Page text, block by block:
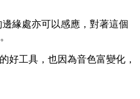
緣處亦可以感應，對著這個
好工具，也因為音色富變化，